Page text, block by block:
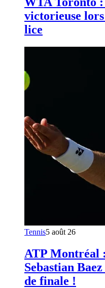
victorieuse lors
lice
Tennis5 août 26
ATP Montréal
Sebastian
de finale !